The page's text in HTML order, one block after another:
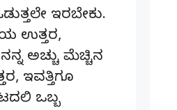
ಇರಬೇಕು.
ಉತ್ತರ,
ಅಚ್ಚು ಮೆಚ್ಚಿನ
ಇವತ್ತಿಗೂ
ಒಬ್ಬ